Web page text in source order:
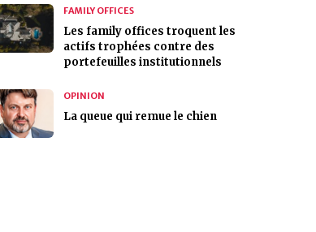
FAMILY OFFICES
Les family offices troquent les
actifs trophées contre des
portefeuilles institutionnels
OPINION
La queue qui remue le chien